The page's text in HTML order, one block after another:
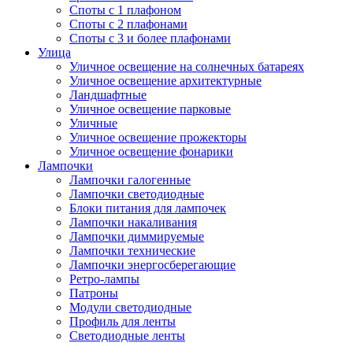
Споты с 1 плафоном
Споты с 2 плафонами
Споты с 3 и более плафонами
Улица
Уличное освещение на солнечных батареях
Уличное освещение архитектурные
Ландшафтные
Уличное освещение парковые
Уличные
Уличное освещение прожекторы
Уличное освещение фонарики
Лампочки
Лампочки галогенные
Лампочки светодиодные
Блоки питания для лампочек
Лампочки накаливания
Лампочки диммируемые
Лампочки технические
Лампочки энергосберегающие
Ретро-лампы
Патроны
Модули светодиодные
Профиль для ленты
Светодиодные ленты